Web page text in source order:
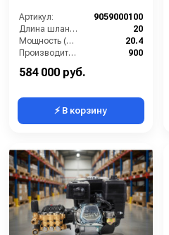
Артикул:
9059000100
Длина шланга ВД (м):
20
Мощность (л/с):
20.4
Производительность (л/ч):
900
584 000 руб.
⚡ В корзину